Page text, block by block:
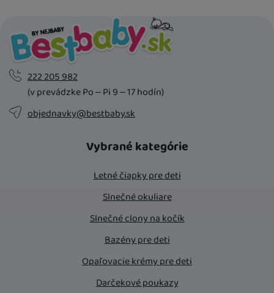
222 205 982
(v prevádzke Po – Pi 9 – 17 hodín)
objednavky@bestbaby.sk
Vybrané kategórie
Letné čiapky pre deti
Slnečné okuliare
Slnečné clony na kočík
Bazény pre deti
Opaľovacie krémy pre deti
Darčekové poukazy